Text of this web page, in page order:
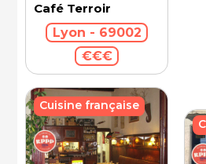
Café Terroir
Lyon - 69002
€€€
Cuisine française